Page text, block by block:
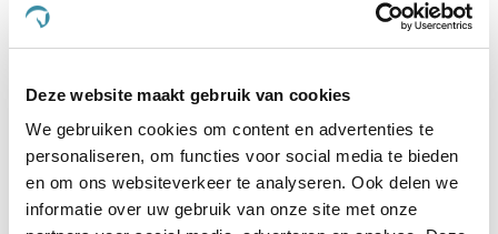
Deze website maakt gebruik van cookies
We gebruiken cookies om content en advertenties te
personaliseren, om functies voor social media te bieden
en om ons websiteverkeer te analyseren. Ook delen we
informatie over uw gebruik van onze site met onze
4.6
rating
10 Beoordelingen
Vitalstyle DetoxMix 1 kg brok
€ 45,99 € 43,69